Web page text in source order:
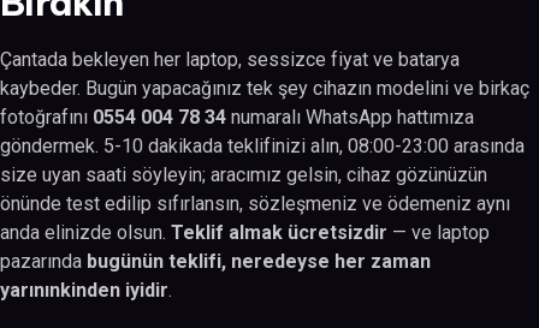
Çantada bekleyen her laptop, sessizce fiyat ve batarya
kaybeder. Bugün yapacağınız tek şey cihazın modelini ve birkaç
fotoğrafını 0554 004 78 34 numaralı WhatsApp hattımıza
göndermek. 5-10 dakikada teklifinizi alın, 08:00-23:00 arasında
size uyan saati söyleyin; aracımız gelsin, cihaz gözünüzün
önünde test edilip sıfırlansın, sözleşmeniz ve ödemeniz aynı
anda elinizde olsun. Teklif almak ücretsizdir — ve laptop
pazarında bugünün teklifi, neredeyse her zaman
yarınınkinden iyidir.